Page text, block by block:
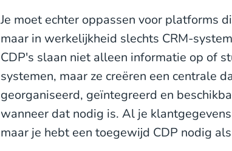
Je moet echter oppassen voor platforms
maar in werkelijkheid slechts CRM-
CDP's slaan niet alleen informatie op of
systemen, maar ze creëren een centrale
georganiseerd, geïntegreerd en
wanneer dat nodig is. Al je
maar je hebt een toegewijd CDP nodig